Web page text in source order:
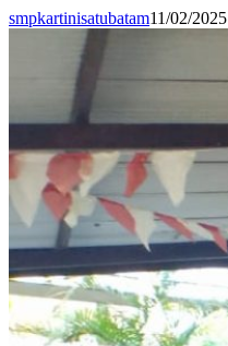
smpkartinisatubatam11/02/2025